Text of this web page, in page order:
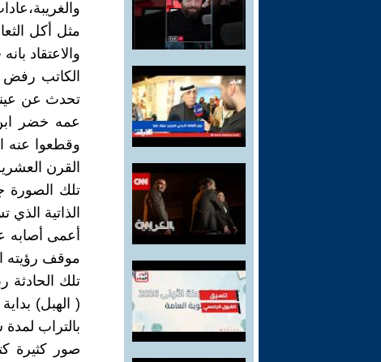
مثل أكل
والاعتقاد
الكاتب رفض
تحدث عن
عمه خضر
وقطعوا عنه
القرن
تلك الصورة
الذاتية
أعمى
موقف رؤيته
تلك الحادثة
( الهبل)
بالتراب
صور كثيرة